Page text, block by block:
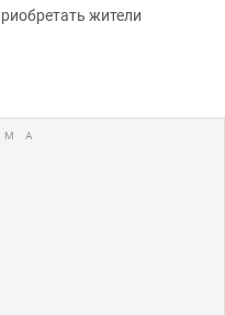
жители